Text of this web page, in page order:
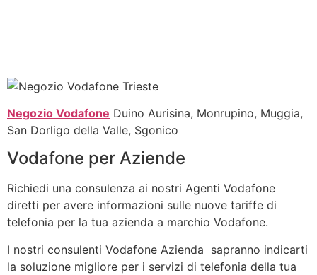
Negozio Vodafone Duino Aurisina, Monrupino, Muggia,
San Dorligo della Valle, Sgonico
Vodafone per Aziende
Richiedi una consulenza ai nostri Agenti Vodafone
diretti per avere informazioni sulle nuove tariffe di
telefonia per la tua azienda a marchio Vodafone.
I nostri consulenti Vodafone Azienda sapranno indicarti
la soluzione migliore per i servizi di telefonia della tua